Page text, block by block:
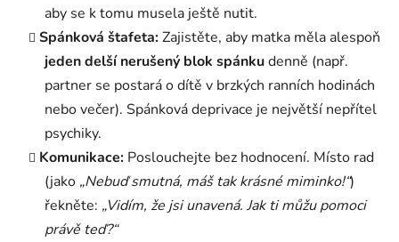
aby se k tomu musela ještě nutit.
Spánková štafeta:Zajistěte, aby matka měla alespoň
jeden delší nerušený blok spánkudenně (např.
partner se postará o dítě v brzkých ranních hodinách
nebo večer). Spánková deprivace je největší nepřítel
psychiky.
Komunikace: Poslouchejte bez hodnocení. Místo rad
(jako „Nebuď smutná, máš tak krásné miminko!“)
řekněte: „Vidím, že jsi unavená. Jak ti můžu pomoci
právě teď?“